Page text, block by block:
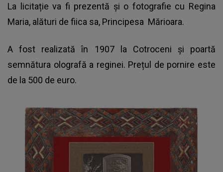
La licitație va fi prezentă și o fotografie cu Regina
Maria, alături de fiica sa, Principesa Mărioara.
A fost realizată în 1907 la Cotroceni și poartă
semnătura olografă a reginei. Prețul de pornire este
de la 500 de euro.